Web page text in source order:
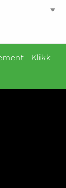
– Klikk